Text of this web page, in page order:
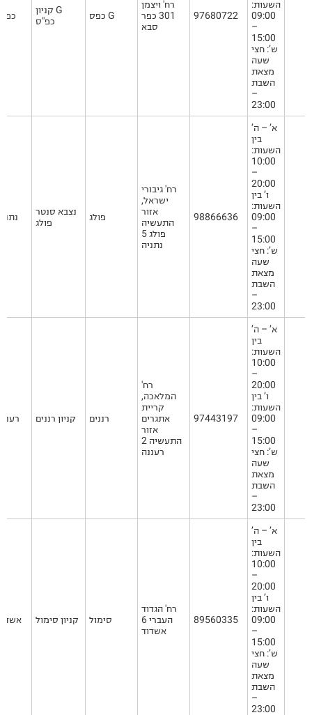
קניון G
כפ"ס
כפס G
רח' ויצמן
301 כפר
סבא
97680722
השעות:
09:00
–
15:00
ש’: חצי
שעה
מצאת
השבת
–
23:00
נצבא סנטר
פולג
פולג
רח' גיבורי
ישראל,
אזור
התעשיה
פולג 5
נתניה
98866636
א’ – ה’
בין
השעות:
10:00
–
20:00
ו’ בין
השעות:
09:00
–
15:00
ש’: חצי
שעה
מצאת
השבת
–
23:00
קניון רננים רננים
רח'
המלאכה,
קריית
אתגרים
אזור
התעשיה 2
רעננה
97443197
א’ – ה’
בין
השעות:
10:00
–
20:00
ו’ בין
השעות:
09:00
–
15:00
ש’: חצי
שעה
מצאת
השבת
–
23:00
קניון סימול סימול
רח' הגדוד
העברי 6
אשדוד
89560335
א’ – ה’
בין
השעות:
10:00
–
20:00
ו’ בין
השעות:
09:00
–
15:00
ש’: חצי
שעה
מצאת
השבת
–
23:00